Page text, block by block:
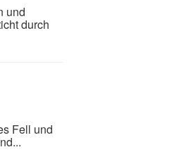
und
durch
Fell und